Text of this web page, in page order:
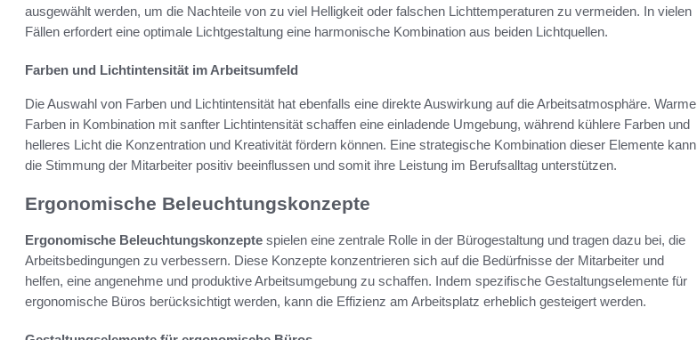
ausgewählt werden, um die Nachteile von zu viel Helligkeit oder falschen Lichttemperaturen zu vermeiden. In vielen
Fällen erfordert eine optimale Lichtgestaltung eine harmonische Kombination aus beiden Lichtquellen.
Farben und Lichtintensität im Arbeitsumfeld
Die Auswahl von Farben und Lichtintensität hat ebenfalls eine direkte Auswirkung auf die Arbeitsatmosphäre. Warme
Farben in Kombination mit sanfter Lichtintensität schaffen eine einladende Umgebung, während kühlere Farben und
helleres Licht die Konzentration und Kreativität fördern können. Eine strategische Kombination dieser Elemente kann
die Stimmung der Mitarbeiter positiv beeinflussen und somit ihre Leistung im Berufsalltag unterstützen.
Ergonomische Beleuchtungskonzepte
Ergonomische Beleuchtungskonzepte spielen eine zentrale Rolle in der Bürogestaltung und tragen dazu bei, die
Arbeitsbedingungen zu verbessern. Diese Konzepte konzentrieren sich auf die Bedürfnisse der Mitarbeiter und
helfen, eine angenehme und produktive Arbeitsumgebung zu schaffen. Indem spezifische Gestaltungselemente für
ergonomische Büros berücksichtigt werden, kann die Effizienz am Arbeitsplatz erheblich gesteigert werden.